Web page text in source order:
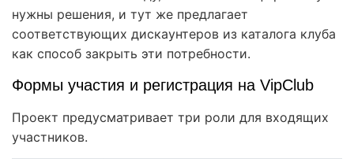
нужны решения, и тут же предлагает
соответствующих дискаунтеров из каталога клуба
как способ закрыть эти потребности.
Формы участия и регистрация на VipClub
Проект предусматривает три роли для входящих
участников.